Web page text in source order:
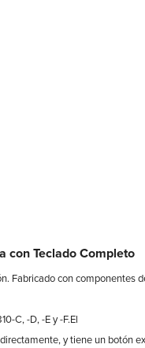
con Teclado Completo
Fabricado con componentes
C, -D, -E y -F.El
y tiene un botón